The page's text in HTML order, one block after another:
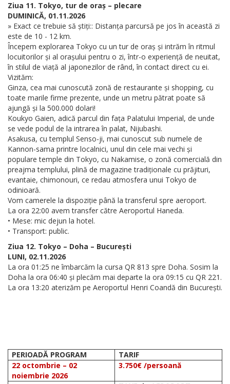
Ziua 11. Tokyo, tur de oraș – plecare
DUMINICĂ, 01.11.2026
» Exact ce trebuie să știți:: Distanța parcursă pe jos în această zi
este de 10 - 12 km.
Începem explorarea Tokyo cu un tur de oraș și intrăm în ritmul
locuitorilor și al orașului pentru o zi, într-o experiență de neuitat,
în stilul de viață al japonezilor de rând, în contact direct cu ei.
Vizităm:
Ginza, cea mai cunoscută zonă de restaurante și shopping, cu
toate marile firme prezente, unde un metru pătrat poate să
ajungă și la 500.000 dolari!
Koukyo Gaien, adică parcul din fața Palatului Imperial, de unde
se vede podul de la intrarea în palat, Nijubashi.
Asakusa, cu templul Senso-ji, mai cunoscut sub numele de
Kannon-sama printre localnici, unul din cele mai vechi și
populare temple din Tokyo, cu Nakamise, o zonă comercială din
preajma templului, plină de magazine tradiționale cu prăjituri,
evantaie, chimonouri, ce redau atmosfera unui Tokyo de
odinioară.
Vom camerele la dispoziție până la transferul spre aeroport.
La ora 22:00 avem transfer către Aeroportul Haneda.
• Mese: mic dejun la hotel.
• Transport: public.
Ziua 12. Tokyo – Doha – București
LUNI, 02.11.2026
La ora 01:25 ne îmbarcăm la cursa QR 813 spre Doha. Sosim la
Doha la ora 06:40 și plecăm mai departe la ora 09:15 cu QR 221.
La ora 13:20 aterizăm pe Aeroportul Henri Coandă din București.
PERIOADĂ PROGRAM
TARIF
22 octombrie – 02
noiembrie 2026
3.750€ /persoană